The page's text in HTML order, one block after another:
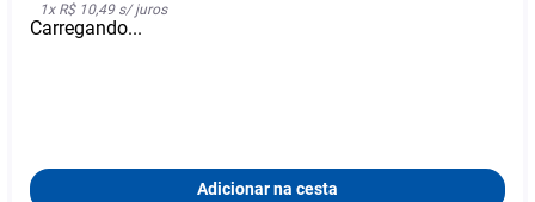
1x R$ 10,49s/ juros
Carregando...
Adicionar na cesta